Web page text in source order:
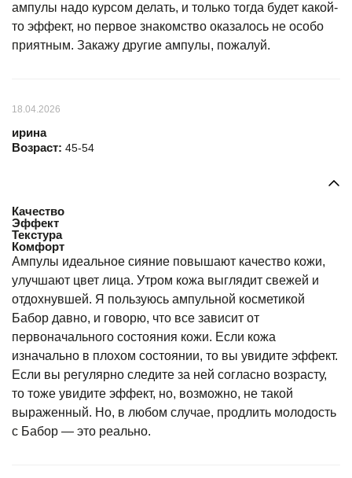
ампулы надо курсом делать, и только тогда будет какой-
то эффект, но первое знакомство оказалось не особо
приятным. Закажу другие ампулы, пожалуй.
18.04.2026
ирина
Возраст: 45-54
Качество
Эффект
Текстура
Комфорт
Ампулы идеальное сияние повышают качество кожи,
улучшают цвет лица. Утром кожа выглядит свежей и
отдохнувшей. Я пользуюсь ампульной косметикой
Бабор давно, и говорю, что все зависит от
первоначального состояния кожи. Если кожа
изначально в плохом состоянии, то вы увидите эффект.
Если вы регулярно следите за ней согласно возрасту,
то тоже увидите эффект, но, возможно, не такой
выраженный. Но, в любом случае, продлить молодость
с Бабор — это реально.